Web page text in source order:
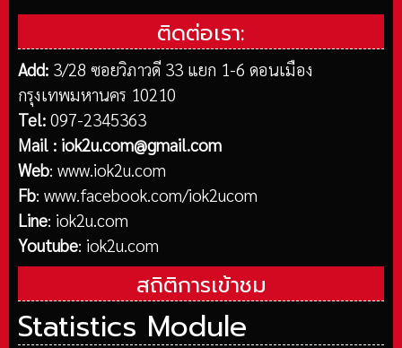
ติดต่อเรา:
Add: 3/28 ซอยวิภาวดี 33 แยก 1-6 ดอนเมือง
กรุงเทพมหานคร 10210
Tel: 097-2345363
Mail : iok2u.com@gmail.com
Web: www.iok2u.com
Fb: www.facebook.com/iok2ucom
Line: iok2u.com
Youtube: iok2u.com
สถิติการเข้าชม
Statistics Module